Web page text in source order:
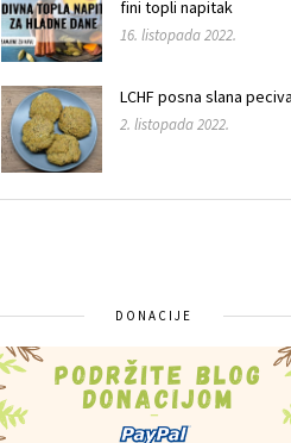
fini topli napitak
16. listopada 2022.
LCHF posna slana peciva
2. listopada 2022.
DONACIJE